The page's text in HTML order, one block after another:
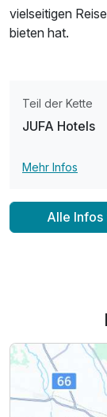
vielseitigen
bieten hat.
Teil der Kette
JUFA Hotels
Mehr Infos
Alle Infos